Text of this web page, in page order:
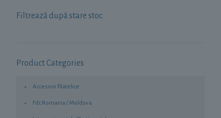
Filtrează după stare stoc
Product Categories
Accesorii filatelice
Fdc Romania / Moldova